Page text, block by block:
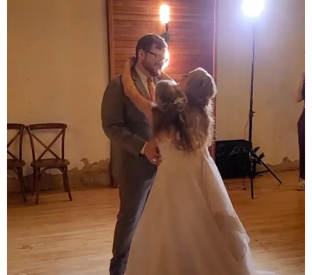
და არც რაიმე ფაქტი ვიცი" - გიორგი ბარამიძე
19:33 / 07-08-2026
"განიხილავდნენ, როგორ ჩაიდინა გაბაშვილმა
დანაშაული" - გიგა ავალიანის საქმის პროკურორი
ნია იმნაძის და მამის დიალოგის ფარული ჩანაწერის